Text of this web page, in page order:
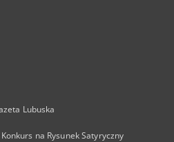
Lubuska
na Rysunek Satyryczny